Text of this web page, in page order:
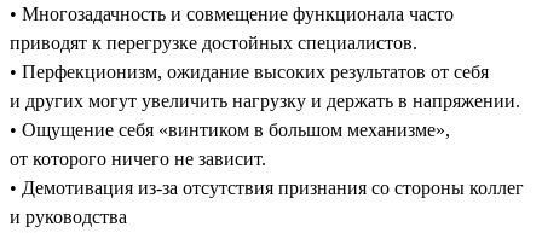
• Многозадачность и совмещение функционала часто
приводят к перегрузке достойных специалистов.
• Перфекционизм, ожидание высоких результатов от себя
и других могут увеличить нагрузку и держать в напряжении.
• Ощущение себя «винтиком в большом механизме»,
от которого ничего не зависит.
• Демотивация из-за отсутствия признания со стороны коллег
и руководства